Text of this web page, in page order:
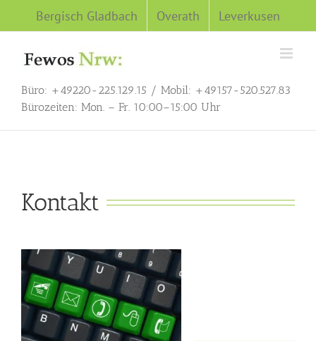
springen
Bergisch Gladbach Overath Leverkusen
Büro: +49220-225.129.15 / Mobil: +49157-520.527.83
Bürozeiten: Mon. – Fr. 10:00–15:00 Uhr
Kontakt